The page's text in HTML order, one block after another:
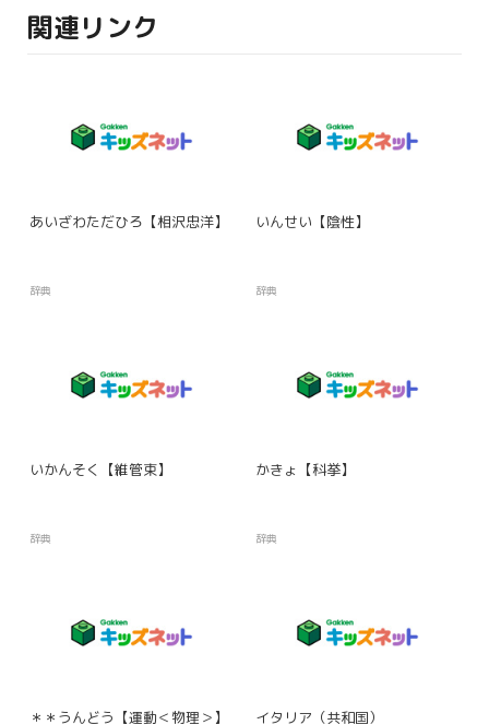
関連リンク
あいざわただひろ【相沢忠洋】
辞典
いんせい【陰性】
辞典
いかんそく【維管束】
辞典
かきょ【科挙】
辞典
＊＊うんどう【運動＜物理＞】 イタリア（共和国）